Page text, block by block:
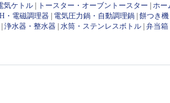
気ケトル トースター・オーブントースター |ホー
・電磁調理器 電気圧力鍋・自動調理鍋 |餅つき機
|浄水器・整水器 |水筒・ステンレスボトル |弁当箱